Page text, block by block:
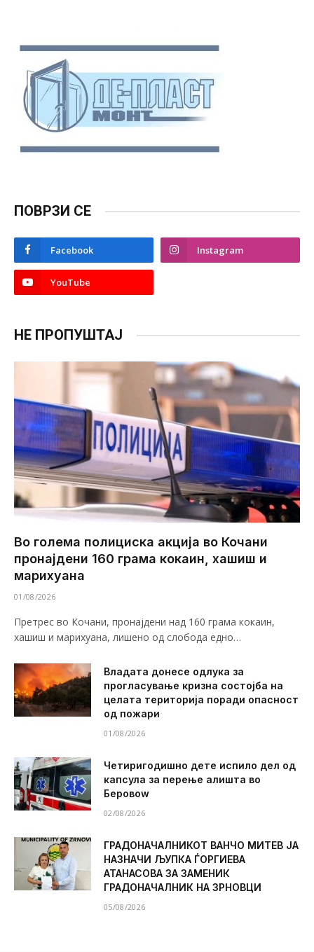
ПОВРЗИ СЕ
Facebook Instagram
YouTube
НЕ ПРОПУШТАЈ
Во голема полициска акција во Кочани
пронајдени 160 грама кокаин, хашиш и
марихуана
01/08/2026
Претрес во Кочани, пронајдени над 160 грама кокаин,
хашиш и марихуана, лишено од слобода едно…
Владата донесе одлука за
прогласување кризна состојба на
целата територија поради опасност
од пожари
01/08/2026
Четиригодишно дете испило дел од
капсула за перење алишта во
Беровоw
02/08/2026
ГРАДОНАЧАЛНИКОТ ВАНЧО МИТЕВ ЈА
НАЗНАЧИ ЉУПКА ЃОРГИЕВА
АТАНАСОВА ЗА ЗАМЕНИК
ГРАДОНАЧАЛНИК НА ЗРНОВЦИ
05/08/2026